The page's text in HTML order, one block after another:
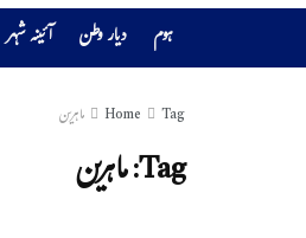
ہوم دیار وطن آئینہ شہر
Home Tag ماہرین
Tag:ماہرین